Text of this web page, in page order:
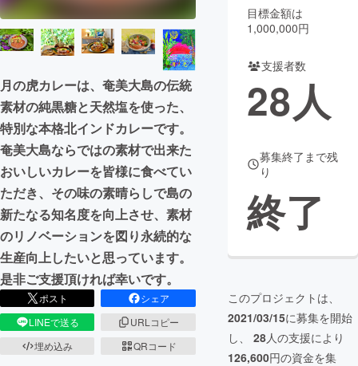
CAMPFIREふるさと納税machi-ya コミュニティ
月の虎カレーは、奄美大島の伝統
素材の純黒糖と天然塩を使った、
特別な本格北インドカレーです。
奄美大島ならではの素材で出来た
おいしいカレーを皆様に食べてい
ただき、その味の素晴らしで島の
新たなる知名度を向上させ、素材
のリノベーションを図り永続的な
生産向上したいと思っています。
是非ご支援頂ければ幸いです。
ポスト
シェア
LINEで送る
URLコピー
埋め込み
QRコード
目標金額は
1,000,000円
支援者数
28人
募集終了まで残
り
終了
このプロジェクトは、
2021/03/15に募集を開始
し、 28人の支援により
126,600円の資金を集